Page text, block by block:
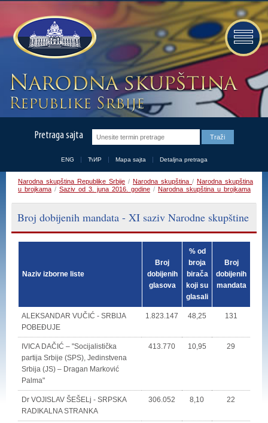
Pretraga sajta
ENG ЋИР Mapa sajta Detaljna pretraga
Narodna skupština Republike Srbije / Narodna skupština / Narodna skupština
u brojkama / Saziv od 3. juna 2016. godine / Narodna skupština u brojkama
Broj dobijenih mandata - XI saziv Narodne skupštine
Naziv izborne liste
Broj
dobijenih
glasova
% od
broja
birača
koji su
glasali
Broj
dobijenih
mandata
ALEKSANDAR VUČIĆ - SRBIJA
POBEĐUJE
1.823.147 48,25 131
IVICA DAČIĆ – "Socijalistička
partija Srbije (SPS), Jedinstvena
Srbija (JS) – Dragan Marković
Palma"
413.770 10,95 29
Dr VOJISLAV ŠEŠELj - SRPSKA
RADIKALNA STRANKA
306.052 8,10 22